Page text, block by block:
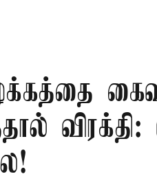
விரக்தி: